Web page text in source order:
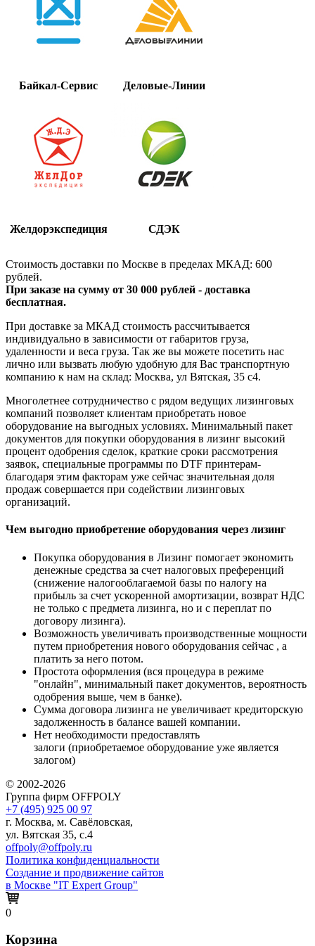
Байкал-Сервис Деловые-Линии
Желдорэкспедиция СДЭК
Стоимость доставки по Москве в пределах МКАД: 600
рублей.
При заказе на сумму от 30 000 рублей - доставка
бесплатная.
При доставке за МКАД стоимость рассчитывается
индивидуально в зависимости от габаритов груза,
удаленности и веса груза. Так же вы можете посетить нас
лично или вызвать любую удобную для Вас транспортную
компанию к нам на склад: Москва, ул Вятская, 35 c4.
Многолетнее сотрудничество с рядом ведущих лизинговых
компаний позволяет клиентам приобретать новое
оборудование на выгодных условиях. Минимальный пакет
документов для покупки оборудования в лизинг высокий
процент одобрения сделок, краткие сроки рассмотрения
заявок, специальные программы по DTF принтерам-
благодаря этим факторам уже сейчас значительная доля
продаж совершается при содействии лизинговых
организаций.
Чем выгодно приобретение оборудования через лизинг
Покупка оборудования в Лизинг помогает экономить
денежные средства за счет налоговых преференций
(снижение налогооблагаемой базы по налогу на
прибыль за счет ускоренной амортизации, возврат НДС
не только с предмета лизинга, но и с переплат по
договору лизинга).
Возможность увеличивать производственные мощности
путем приобретения нового оборудования сейчас , а
платить за него потом.
Простота оформления (вся процедура в режиме
"онлайн", минимальный пакет документов, вероятность
одобрения выше, чем в банке).
Сумма договора лизинга не увеличивает кредиторскую
задолженность в балансе вашей компании.
Нет необходимости предоставлять
залоги (приобретаемое оборудование уже является
залогом)
© 2002-2026
Группа фирм OFFPOLY
+7 (495) 925 00 97
г. Москва, м. Савёловская,
ул. Вятская 35, с.4
offpoly@offpoly.ru
Политика конфиденциальности
Создание и продвижение сайтов
в Москве "IT Expert Group"
0
Корзина